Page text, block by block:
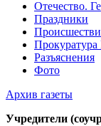
Отечество.
Праздники
Разъяснения
Фото
Архив газеты
Учредители